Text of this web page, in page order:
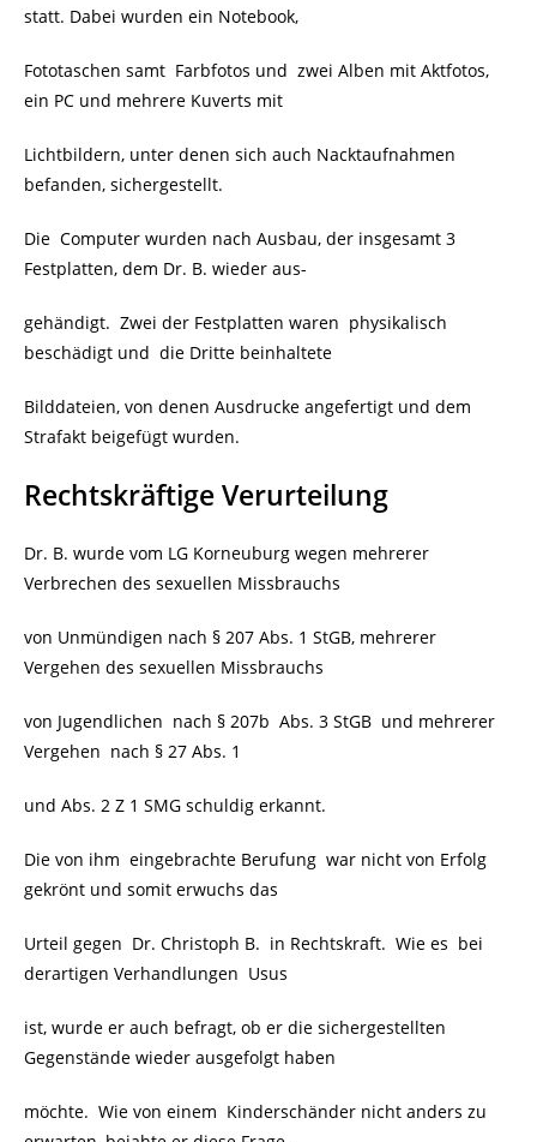
statt. Dabei wurden ein Notebook,
Fototaschen samt Farbfotos und zwei Alben mit Aktfotos,
ein PC und mehrere Kuverts mit
Lichtbildern, unter denen sich auch Nacktaufnahmen
befanden, sichergestellt.
Die Computer wurden nach Ausbau, der insgesamt 3
Festplatten, dem Dr. B. wieder aus-
gehändigt. Zwei der Festplatten waren physikalisch
beschädigt und die Dritte beinhaltete
Bilddateien, von denen Ausdrucke angefertigt und dem
Strafakt beigefügt wurden.
Rechtskräftige Verurteilung
Dr. B. wurde vom LG Korneuburg wegen mehrerer
Verbrechen des sexuellen Missbrauchs
von Unmündigen nach § 207 Abs. 1 StGB, mehrerer
Vergehen des sexuellen Missbrauchs
von Jugendlichen nach § 207b Abs. 3 StGB und mehrerer
Vergehen nach § 27 Abs. 1
und Abs. 2 Z 1 SMG schuldig erkannt.
Die von ihm eingebrachte Berufung war nicht von Erfolg
gekrönt und somit erwuchs das
Urteil gegen Dr. Christoph B. in Rechtskraft. Wie es bei
derartigen Verhandlungen Usus
ist, wurde er auch befragt, ob er die sichergestellten
Gegenstände wieder ausgefolgt haben
möchte. Wie von einem Kinderschänder nicht anders zu